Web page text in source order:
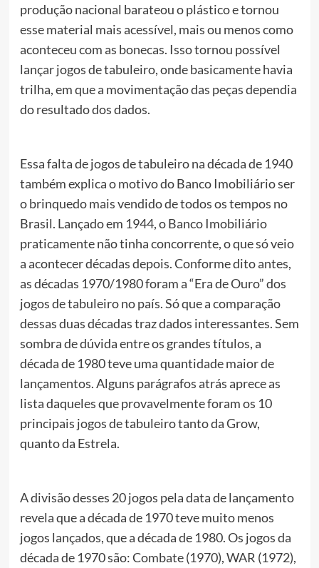
produção nacional barateou o plástico e tornou
esse material mais acessível, mais ou menos como
aconteceu com as bonecas. Isso tornou possível
lançar jogos de tabuleiro, onde basicamente havia
trilha, em que a movimentação das peças dependia
do resultado dos dados.
Essa falta de jogos de tabuleiro na década de 1940
também explica o motivo do Banco Imobiliário ser
o brinquedo mais vendido de todos os tempos no
Brasil. Lançado em 1944, o Banco Imobiliário
praticamente não tinha concorrente, o que só veio
a acontecer décadas depois. Conforme dito antes,
as décadas 1970/1980 foram a “Era de Ouro” dos
jogos de tabuleiro no país. Só que a comparação
dessas duas décadas traz dados interessantes. Sem
sombra de dúvida entre os grandes títulos, a
década de 1980 teve uma quantidade maior de
lançamentos. Alguns parágrafos atrás aprece as
lista daqueles que provavelmente foram os 10
principais jogos de tabuleiro tanto da Grow,
quanto da Estrela.
A divisão desses 20 jogos pela data de lançamento
revela que a década de 1970 teve muito menos
jogos lançados, que a década de 1980. Os jogos da
década de 1970 são: Combate (1970), WAR (1972),